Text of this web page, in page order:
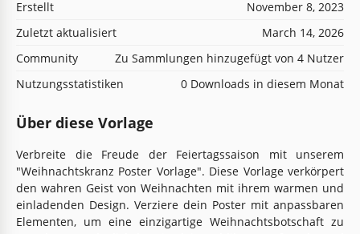
Erstellt
November 8, 2023
Zuletzt aktualisiert
March 14, 2026
Community
Zu Sammlungen hinzugefügt von 4 Nutzer
Nutzungsstatistiken
0 Downloads in diesem Monat
Über diese Vorlage
Verbreite die Freude der Feiertagssaison mit unserem
"Weihnachtskranz Poster Vorlage". Diese Vorlage verkörpert
den wahren Geist von Weihnachten mit ihrem warmen und
einladenden Design. Verziere dein Poster mit anpassbaren
Elementen, um eine einzigartige Weihnachtsbotschaft zu